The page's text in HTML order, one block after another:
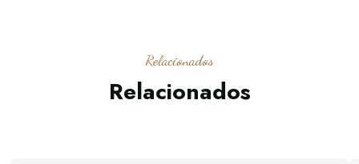
Relacionados
Relacionados